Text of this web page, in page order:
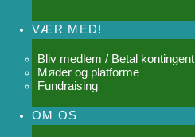
VÆR MED!
Bliv medlem / Betal kontingent
Møder og platforme
Fundraising
OM OS